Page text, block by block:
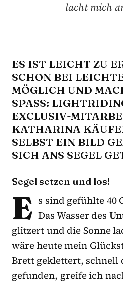
lacht mich
ES IST LEICHT ZU
SCHON BEI
MÖGLICH UND
SPASS:
XCLUSIV-
ATHARINA KÄUFER
ELBST EIN BILD
ICH ANS SEGEL
Segel setzen und los!
E s sind gefühlte 40
Das Wasser des
glitzert und die Sonne
wäre heute mein
Brett geklettert, schnell
gefunden, greife ich